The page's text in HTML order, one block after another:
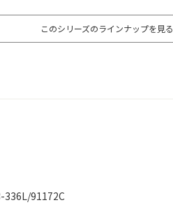
このシリーズのラインナップを見る
336L/91172C